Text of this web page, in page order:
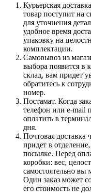
Курьерская
товар поступит на
для уточнения
удобное время
упаковку на
комплектации.
Самовывоз из
выбора появится в
склад, вам придет
обратитесь к
номер.
Постамат. Когда
телефон или e-mail
оплатить в
дня.
Почтовая доставка
придет в
посылке. Перед
коробки: вес,
самостоятельно вы
Один заказ может
его стоимость не